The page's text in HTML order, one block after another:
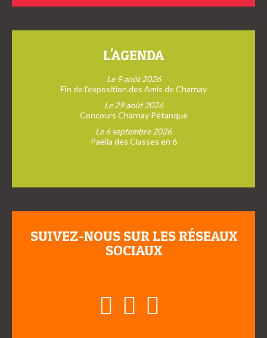
L'AGENDA
Le 9 août 2026
Fin de l’exposition des Amis de Charnay
Le 29 août 2026
Concours Charnay Pétanque
Le 6 septembre 2026
Paella des Classes en 6
SUIVEZ-NOUS SUR LES RÉSEAUX
SOCIAUX